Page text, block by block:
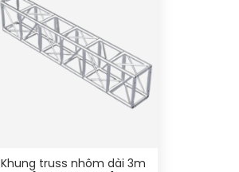
Khung truss nhôm dài 3m